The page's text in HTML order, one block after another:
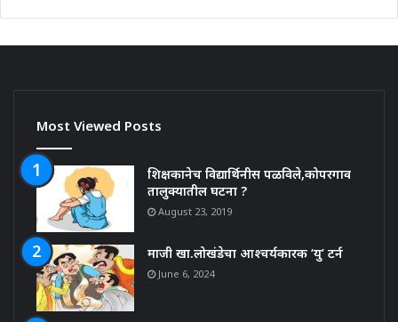
Most Viewed Posts
शिक्षकानेच विद्यार्थिनीस पळविले,कोपरगाव
तालुक्यातील घटना ?
August 23, 2019
माजी खा.लोखंडेचा आश्चर्यकारक ‘यु’ टर्न
June 6, 2024